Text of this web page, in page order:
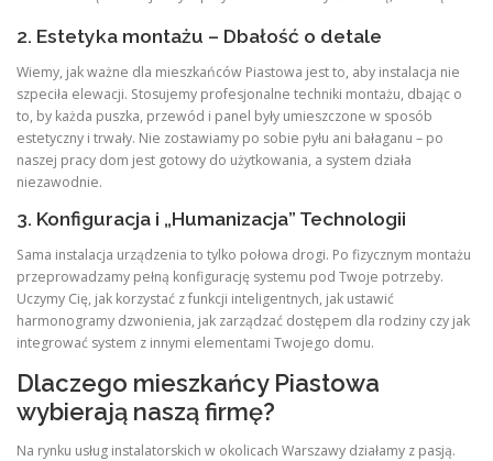
2. Estetyka montażu – Dbałość o detale
Wiemy, jak ważne dla mieszkańców Piastowa jest to, aby instalacja nie
szpeciła elewacji. Stosujemy profesjonalne techniki montażu, dbając o
to, by każda puszka, przewód i panel były umieszczone w sposób
estetyczny i trwały. Nie zostawiamy po sobie pyłu ani bałaganu – po
naszej pracy dom jest gotowy do użytkowania, a system działa
niezawodnie.
3. Konfiguracja i „Humanizacja” Technologii
Sama instalacja urządzenia to tylko połowa drogi. Po fizycznym montażu
przeprowadzamy pełną konfigurację systemu pod Twoje potrzeby.
Uczymy Cię, jak korzystać z funkcji inteligentnych, jak ustawić
harmonogramy dzwonienia, jak zarządzać dostępem dla rodziny czy jak
integrować system z innymi elementami Twojego domu.
Dlaczego mieszkańcy Piastowa
wybierają naszą firmę?
Na rynku usług instalatorskich w okolicach Warszawy działamy z pasją.